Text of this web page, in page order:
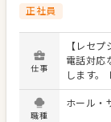
正社員
仕事
【レセ
電話対応
します。
謝の言葉
ただくこ
職種
ホール・